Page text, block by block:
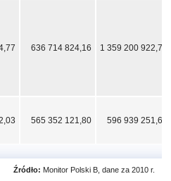
636 714 824,16 1 359 200 922,70
565 352 121,80 596 939 251,64
Źródło: Monitor Polski B, dane za 2010 r.